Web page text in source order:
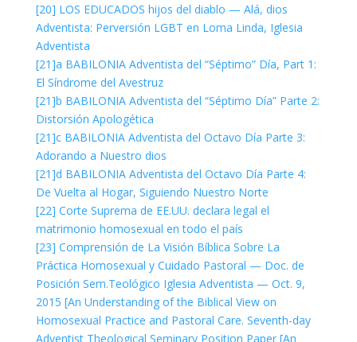
[20] LOS EDUCADOS hijos del diablo — Alá, dios
Adventista: Perversión LGBT en Loma Linda, Iglesia
Adventista
[21]a BABILONIA Adventista del “Séptimo” Día, Part 1:
El Síndrome del Avestruz
[21]b BABILONIA Adventista del “Séptimo Día” Parte 2:
Distorsión Apologética
[21]c BABILONIA Adventista del Octavo Día Parte 3:
Adorando a Nuestro dios
[21]d BABILONIA Adventista del Octavo Día Parte 4:
De Vuelta al Hogar, Siguiendo Nuestro Norte
[22] Corte Suprema de EE.UU. declara legal el
matrimonio homosexual en todo el país
[23] Comprensión de La Visión Bíblica Sobre La
Práctica Homosexual y Cuidado Pastoral — Doc. de
Posición Sem.Teológico Iglesia Adventista — Oct. 9,
2015 [An Understanding of the Biblical View on
Homosexual Practice and Pastoral Care. Seventh-day
Adventist Theological Seminary Position Paper [An